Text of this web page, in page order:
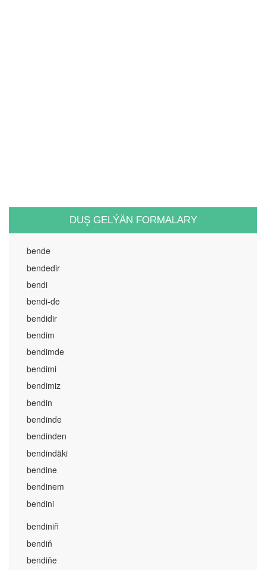
DUŞ GELÝÄN FORMALARY
bende
bendedir
bendi
bendi-de
bendidir
bendim
bendimde
bendimi
bendimiz
bendin
bendinde
bendinden
bendindäki
bendine
bendinem
bendini
bendiniň
bendiň
bendiňe